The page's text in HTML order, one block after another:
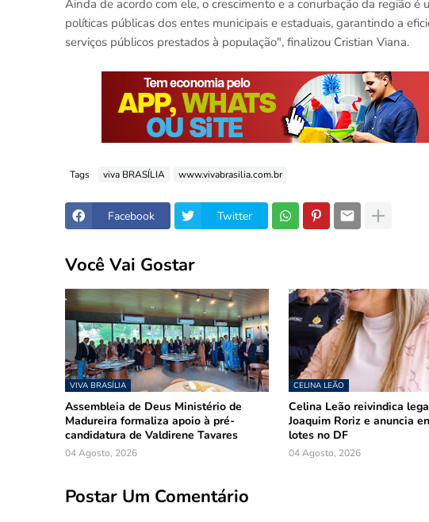
Ainda de acordo com ele, o crescimento e a conurbação da região
políticas públicas dos entes municipais e estaduais, garantindo a
serviços públicos prestados à população", finalizou Cristian Viana.
Tags viva BRASÍLIA www.vivabrasilia.com.br
Facebook Twitter
Você Vai Gostar
VIVA BRASÍLIA
Assembleia de Deus Ministério de
Madureira formaliza apoio à pré-
candidatura de Valdirene Tavares
04 Agosto, 2026
CELINA LEÃO
Celina Leão reivindica
Joaquim Roriz e anuncia
lotes no DF
04 Agosto, 2026
Postar Um Comentário